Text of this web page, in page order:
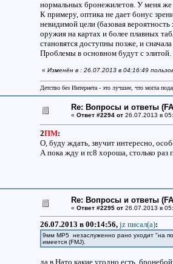
нормальных бронежилетов. У меня же
К примеру, оптика не дает бонус
невидимой цели (базовая
оружия на картах и более плавных
становятся доступны позже, и
Проблемы в основном будут с элитой.
« Изменён в : 26.07.2013 в 04:16:49
Детство без Интернета - это лучшее, что могла
Re: Вопросы и ответы
« Ответ #2294 от26.07.2013 в
2ПМ:
О, буду ждать, звучит интересно,
А пока жду и rc8 хороша, столько раз
Re: Вопросы и ответы
« Ответ #2295 от26.07.2013 в
26.07.2013 в 00:14:56, jz писал(a):
9мм МР5 незаслуженно рано уходит "на
имеется (FMJ).
да в Нато какие угодно есть.